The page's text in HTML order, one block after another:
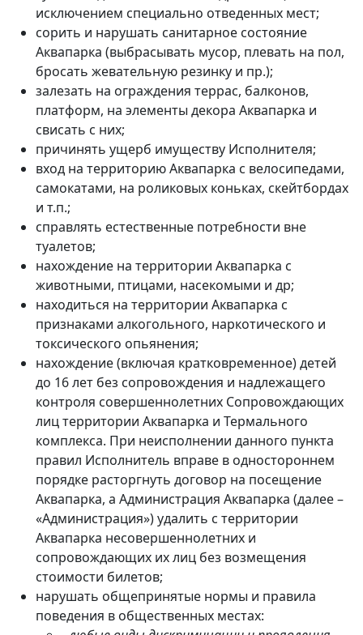
исключением специально отведенных мест;
сорить и нарушать санитарное состояние
Аквапарка (выбрасывать мусор, плевать на пол,
бросать жевательную резинку и пр.);
залезать на ограждения террас, балконов,
платформ, на элементы декора Аквапарка и
свисать с них;
причинять ущерб имуществу Исполнителя;
вход на территорию Аквапарка с велосипедами,
самокатами, на роликовых коньках, скейтбордах
и т.п.;
справлять естественные потребности вне
туалетов;
нахождение на территории Аквапарка с
животными, птицами, насекомыми и др;
находиться на территории Аквапарка с
признаками алкогольного, наркотического и
токсического опьянения;
нахождение (включая кратковременное) детей
до 16 лет без сопровождения и надлежащего
контроля совершеннолетних Сопровождающих
лиц территории Аквапарка и Термального
комплекса. При неисполнении данного пункта
правил Исполнитель вправе в одностороннем
порядке расторгнуть договор на посещение
Аквапарка, а Администрация Аквапарка (далее –
«Администрация») удалить с территории
Аквапарка несовершеннолетних и
сопровождающих их лиц без возмещения
стоимости билетов;
нарушать общепринятые нормы и правила
поведения в общественных местах: